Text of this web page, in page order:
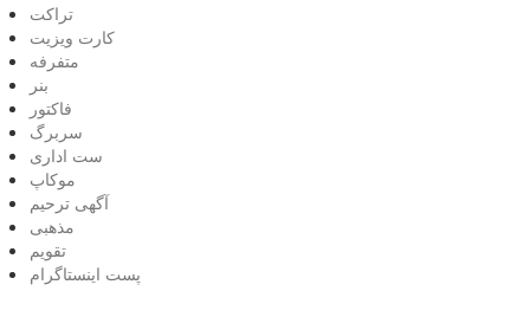
تراکت
کارت ویزیت
متفرفه
بنر
فاکتور
سربرگ
ست اداری
موکاپ
آگهی ترحیم
مذهبی
تقویم
پست اینستاگرام